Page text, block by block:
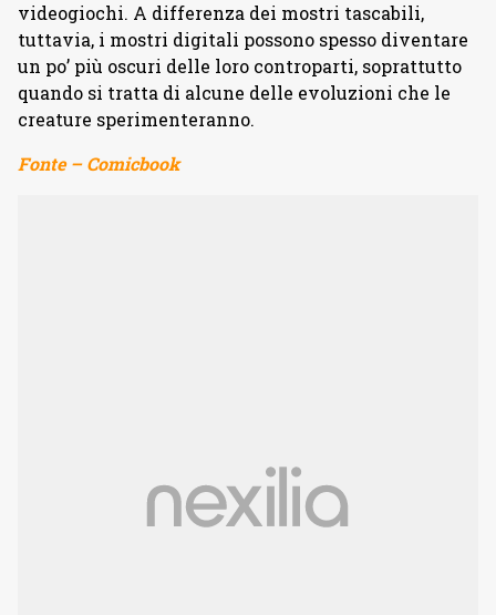
videogiochi. A differenza dei mostri tascabili,
tuttavia, i mostri digitali possono spesso diventare
un po’ più oscuri delle loro controparti, soprattutto
quando si tratta di alcune delle evoluzioni che le
creature sperimenteranno.
Fonte – Comicbook